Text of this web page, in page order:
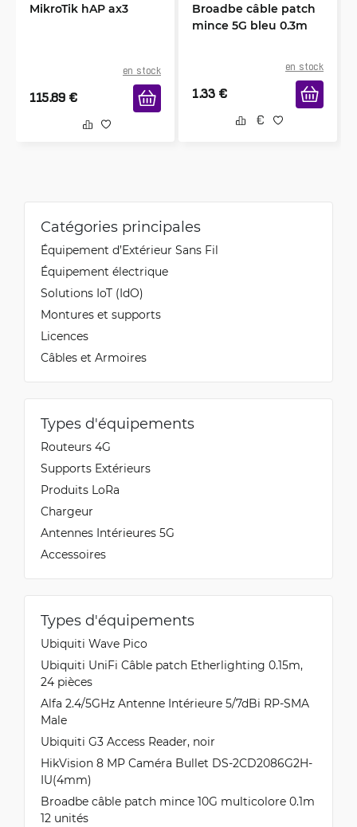
MikroTik hAP ax3
en stock
115.89 €
Broadbe câble patch
mince 5G bleu 0.3m
en stock
1.33 €
Catégories principales
Équipement d’Extérieur Sans Fil
Équipement électrique
Solutions IoT (IdO)
Montures et supports
Licences
Câbles et Armoires
Types d'équipements
Routeurs 4G
Supports Extérieurs
Produits LoRa
Chargeur
Antennes Intérieures 5G
Accessoires
Types d'équipements
Ubiquiti Wave Pico
Ubiquiti UniFi Câble patch Etherlighting 0.15m,
24 pièces
Alfa 2.4/5GHz Antenne Intérieure 5/7dBi RP-SMA
Male
Ubiquiti G3 Access Reader, noir
HikVision 8 MP Caméra Bullet DS-2CD2086G2H-
IU(4mm)
Broadbe câble patch mince 10G multicolore 0.1m
12 unités